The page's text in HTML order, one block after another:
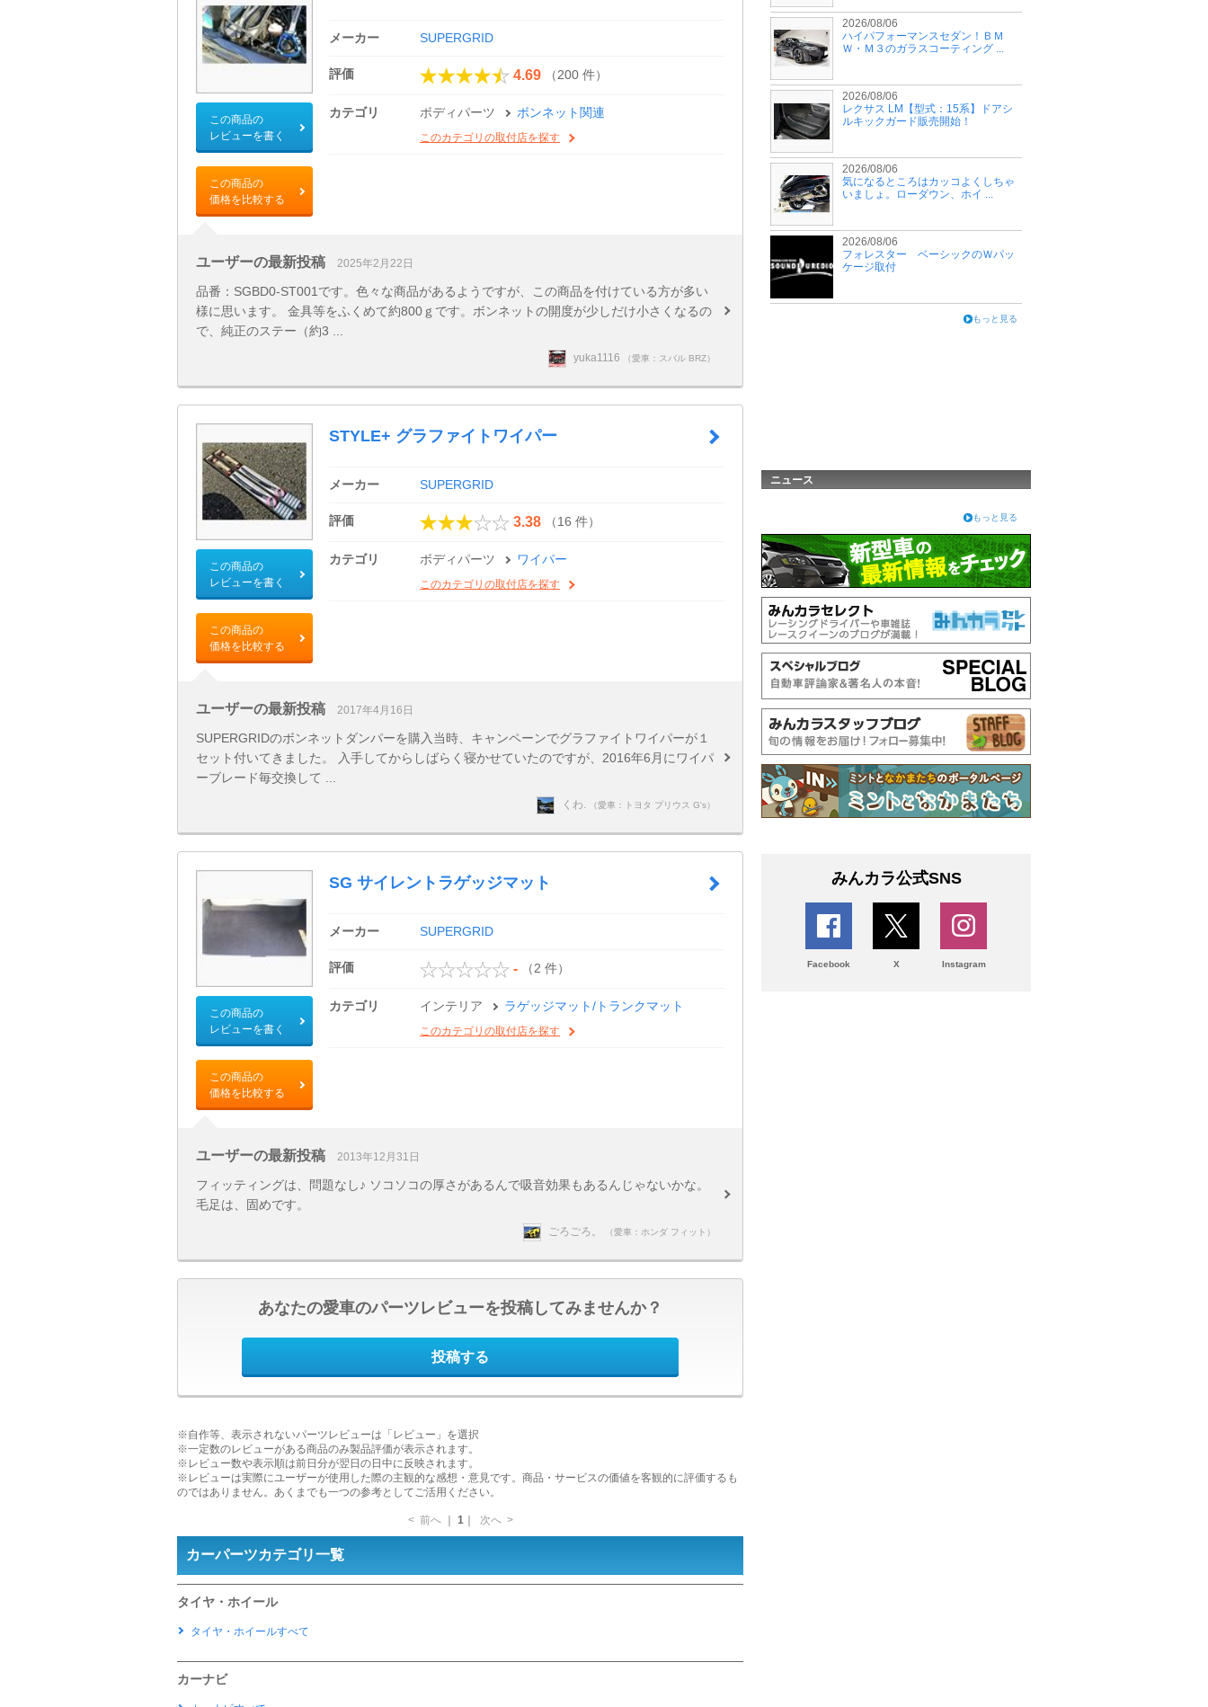
この商品の
レビューを書く
この商品の
価格を比較する
メーカー SUPERGRID
評価 4.69 （200 件）
カテゴリ ボディパーツ ボンネット関連
このカテゴリの取付店を探す
ユーザーの最新投稿 2025年2月22日
品番：SGBD0-ST001です。色々な商品があるようですが、この商品を付けている方が多い
様に思います。 金具等をふくめて約800ｇです。ボンネットの開度が少しだけ小さくなるの
で、純正のステー（約3 ...
yuka1116 （愛車：スバル BRZ）
この商品の
レビューを書く
この商品の
価格を比較する
STYLE+ グラファイトワイパー
メーカー SUPERGRID
評価 3.38 （16 件）
カテゴリ ボディパーツ ワイパー
このカテゴリの取付店を探す
ユーザーの最新投稿 2017年4月16日
SUPERGRIDのボンネットダンパーを購入当時、キャンペーンでグラファイトワイパーが１
セット付いてきました。 入手してからしばらく寝かせていたのですが、2016年6月にワイパ
ーブレード毎交換して ...
くわ. （愛車：トヨタ プリウス G's）
この商品の
レビューを書く
この商品の
価格を比較する
SG サイレントラゲッジマット
メーカー SUPERGRID
評価 - （2 件）
カテゴリ インテリア ラゲッジマット/トランクマット
このカテゴリの取付店を探す
ユーザーの最新投稿 2013年12月31日
フィッティングは、問題なし♪ ソコソコの厚さがあるんで吸音効果もあるんじゃないかな。
毛足は、固めです。
ごろごろ。 （愛車：ホンダ フィット）
あなたの愛車のパーツレビューを投稿してみませんか？
投稿する
※自作等、表示されないパーツレビューは「レビュー」を選択
※一定数のレビューがある商品のみ製品評価が表示されます。
※レビュー数や表示順は前日分が翌日の日中に反映されます。
※レビューは実際にユーザーが使用した際の主観的な感想・意見です。商品・サービスの価値を客観的に評価するも
のではありません。あくまでも一つの参考としてご活用ください。
< 前へ 1｜ 次へ >
カーパーツカテゴリ一覧
タイヤ・ホイール
タイヤ・ホイールすべて
カーナビ
2026/08/06
ハイパフォーマンスセダン！ＢＭ
Ｗ・Ｍ３のガラスコーティング ...
2026/08/06
レクサス LM【型式：15系】ドアシ
ルキックガード販売開始！
2026/08/06
気になるところはカッコよくしちゃ
いましょ。ローダウン、ホイ ...
2026/08/06
フォレスター ベーシックのＷパッ
ケージ取付
もっと見る
ニュース
もっと見る
みんカラ公式SNS
Facebook X Instagram